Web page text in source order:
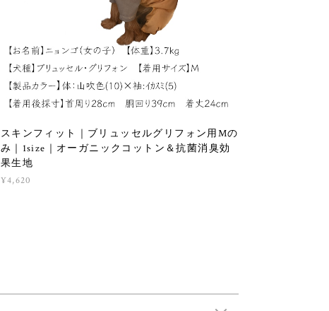
スキンフィット｜ブリュッセルグリフォン用Mの
み｜1size｜オーガニックコットン＆抗菌消臭効
果生地
¥4,620